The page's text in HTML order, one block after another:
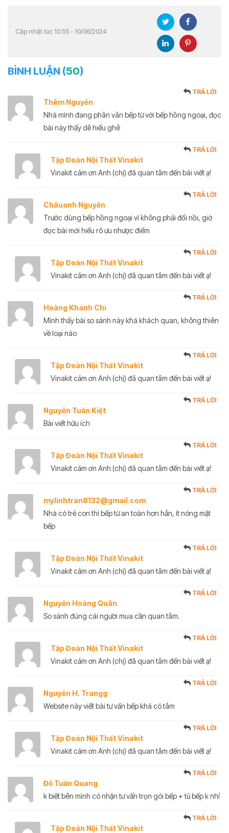
Cập nhật lúc 10:55 - 10/06/2024
BÌNH LUẬN (50)
Thêm Nguyễn
TRẢ LỜI
Nhà mình đang phân vân bếp từ với bếp hồng ngoại, đọc
bài này thấy dễ hiểu ghê
Tập Đoàn Nội Thất Vinakit
TRẢ LỜI
Vinakit cảm ơn Anh (chị) đã quan tâm đến bài viết ạ!
Châuanh Nguyễn
TRẢ LỜI
Trước dùng bếp hồng ngoại vì không phải đổi nồi, giờ
đọc bài mới hiểu rõ ưu nhược điểm
Tập Đoàn Nội Thất Vinakit
TRẢ LỜI
Vinakit cảm ơn Anh (chị) đã quan tâm đến bài viết ạ!
Hoàng Khánh Chi
TRẢ LỜI
Mình thấy bài so sánh này khá khách quan, không thiên
về loại nào
Tập Đoàn Nội Thất Vinakit
TRẢ LỜI
Vinakit cảm ơn Anh (chị) đã quan tâm đến bài viết ạ!
Nguyễn Tuấn Kiệt
TRẢ LỜI
Bài viết hữu ích
Tập Đoàn Nội Thất Vinakit
TRẢ LỜI
Vinakit cảm ơn Anh (chị) đã quan tâm đến bài viết ạ!
mylinhtran8132@gmail.com
TRẢ LỜI
Nhà có trẻ con thì bếp từ an toàn hơn hẳn, ít nóng mặt
bếp
Tập Đoàn Nội Thất Vinakit
TRẢ LỜI
Vinakit cảm ơn Anh (chị) đã quan tâm đến bài viết ạ!
Nguyễn Hoàng Quân
TRẢ LỜI
So sánh đúng cái người mua cần quan tâm.
Tập Đoàn Nội Thất Vinakit
TRẢ LỜI
Vinakit cảm ơn Anh (chị) đã quan tâm đến bài viết ạ!
Nguyễn H. Trangg
TRẢ LỜI
Website này viết bài tư vấn bếp khá có tâm
Tập Đoàn Nội Thất Vinakit
TRẢ LỜI
Vinakit cảm ơn Anh (chị) đã quan tâm đến bài viết ạ!
Đỗ Tuấn Quang
TRẢ LỜI
k biết bên mình có nhận tư vấn trọn gói bếp + tủ bếp k nhỉ
Tập Đoàn Nội Thất Vinakit
TRẢ LỜI